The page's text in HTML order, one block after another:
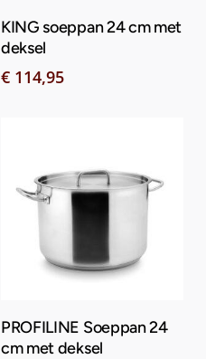
Toevoegen Aan
Winkelwagen
KING soeppan 24 cm met
deksel
€ 114,95
Toevoegen Aan
Winkelwagen
PROFILINE Soeppan 24
cm met deksel